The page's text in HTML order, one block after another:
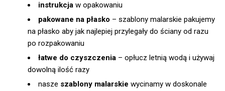
instrukcja w opakowaniu
pakowane na płasko – szablony malarskie pakujemy
na płasko aby jak najlepiej przylegały do ściany od razu
po rozpakowaniu
łatwe do czyszczenia – opłucz letnią wodą i używaj
dowolną ilość razy
nasze szablony malarskie wycinamy w doskonale